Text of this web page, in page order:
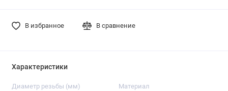
В избранное В сравнение
Характеристики
Диаметр резьбы (мм) Материал